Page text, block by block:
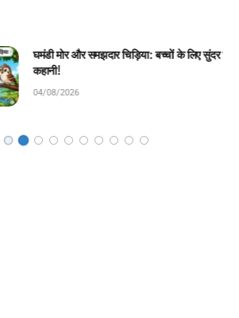
घमंडी मोर और समझदार चिड़िया: बच्चों के लिए सुंदर जंगल
कहानी!
04/08/2026